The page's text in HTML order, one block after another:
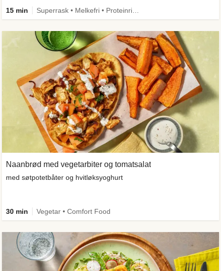
15 min
Naanbrød med vegetarbiter og tomatsalat
med søtpotetbåter og hvitløksyoghurt
30 min Vegetar • Comfort Food